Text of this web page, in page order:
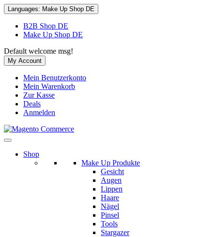
Languages: Make Up Shop DE
B2B Shop DE
Make Up Shop DE
Default welcome msg!
My Account
Mein Benutzerkonto
Mein Warenkorb
Zur Kasse
Deals
Anmelden
Shop
Make Up Produkte
Gesicht
Augen
Lippen
Haare
Nägel
Pinsel
Tools
Stargazer